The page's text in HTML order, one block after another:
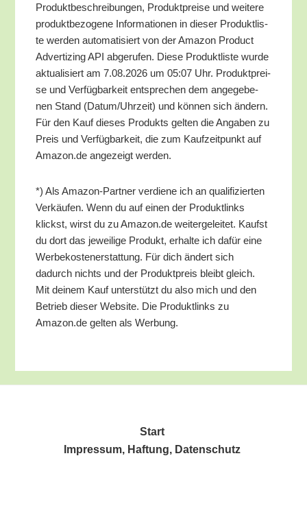
Pro­dukt­be­schrei­bun­gen, Pro­dukt­prei­se und wei­te­re
pro­dukt­be­zo­ge­ne Infor­ma­tio­nen in die­ser Pro­dukt­lis­
te wer­den auto­ma­ti­siert von der Ama­zon Pro­duct
Adver­tiz­ing API abge­ru­fen. Die­se Pro­dukt­lis­te wur­de
aktua­li­siert am 7.08.2026 um 05:07 Uhr. Pro­dukt­prei­
se und Ver­füg­bar­keit ent­spre­chen dem ange­ge­be­
nen Stand (Datum/​Uhrzeit) und kön­nen sich ändern.
Für den Kauf die­ses Pro­dukts gel­ten die Anga­ben zu
Preis und Ver­füg­bar­keit, die zum Kauf­zeit­punkt auf
Amazon.de ange­zeigt werden.
*) Als Ama­zon-Part­ner ver­die­ne ich an qua­li­fi­zier­ten
Ver­käu­fen. Wenn du auf einen der Pro­dukt­links
klickst, wirst du zu Amazon.de wei­ter­ge­lei­tet. Kaufst
du dort das jewei­li­ge Pro­dukt, erhal­te ich dafür eine
Wer­be­kos­ten­er­stat­tung. Für dich ändert sich
dadurch nichts und der Pro­dukt­preis bleibt gleich.
Mit dei­nem Kauf unter­stützt du also mich und den
Betrieb die­ser Web­site. Die Pro­dukt­links zu
Amazon.de gel­ten als Werbung.
Start
Impres­sum, Haf­tung, Datenschutz